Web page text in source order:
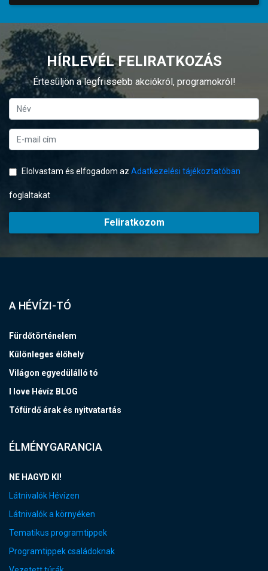
HÍRLEVÉL FELIRATKOZÁS
Értesüljön a legfrissebb akciókról, programokról!
Elolvastam és elfogadom az Adatkezelési tájékoztatóban
foglaltakat
Feliratkozom
A HÉVÍZI-TÓ
Fürdőtörténelem
Különleges élőhely
Világon egyedülálló tó
I love Hévíz BLOG
Tófürdő árak és nyitvatartás
ÉLMÉNYGARANCIA
NE HAGYD KI!
Látnivalók Hévízen
Látnivalók a környéken
Tematikus programtippek
Programtippek családoknak